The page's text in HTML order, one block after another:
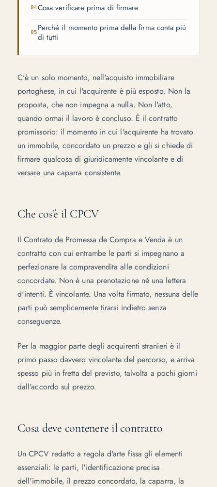
Cosa verificare prima di firmare
Perché il momento prima della firma conta più
di tutti
C'è un solo momento, nell'acquisto immobiliare
portoghese, in cui l'acquirente è più esposto. Non la
proposta, che non impegna a nulla. Non l'atto,
quando ormai il lavoro è concluso. È il contratto
promissorio: il momento in cui l'acquirente ha trovato
un immobile, concordato un prezzo e gli si chiede di
firmare qualcosa di giuridicamente vincolante e di
versare una caparra consistente.
Che cos'è il CPCV
Il Contrato de Promessa de Compra e Venda è un
contratto con cui entrambe le parti si impegnano a
perfezionare la compravendita alle condizioni
concordate. Non è una prenotazione né una lettera
d'intenti. È vincolante. Una volta firmato, nessuna delle
parti può semplicemente tirarsi indietro senza
conseguenze.
Per la maggior parte degli acquirenti stranieri è il
primo passo davvero vincolante del percorso, e arriva
spesso più in fretta del previsto, talvolta a pochi giorni
dall'accordo sul prezzo.
Cosa deve contenere il contratto
Un CPCV redatto a regola d'arte fissa gli elementi
essenziali: le parti, l'identificazione precisa
dell'immobile, il prezzo concordato, la caparra, la